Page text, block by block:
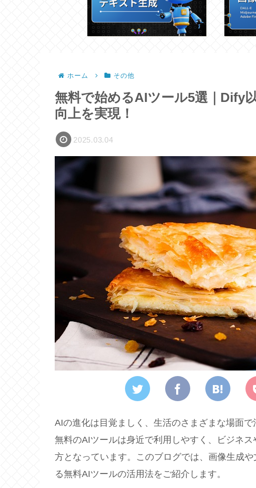
ホーム その他
無料で始めるAIツール5選｜Dify
向上を実現！
2025.03.04
AIの進化は目覚ましく、生活のさまざまな場面
無料のAIツールは身近で利用しやすく、ビジネ
方となっています。このブログでは、画像生成
る無料AIツールの活用法をご紹介します。